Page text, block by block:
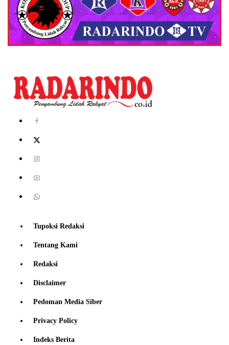
Tupoksi Redaksi
Tentang Kami
Redaksi
Disclaimer
Pedoman Media Siber
Privacy Policy
Indeks Berita